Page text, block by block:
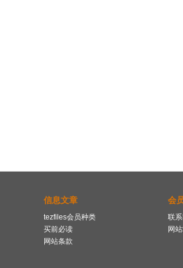
信息文章
tezfiles会员种类
买前必读
网站条款
会
联
网